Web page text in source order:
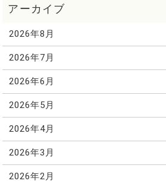
2026年8月
2026年7月
2026年6月
2026年5月
2026年4月
2026年3月
2026年2月